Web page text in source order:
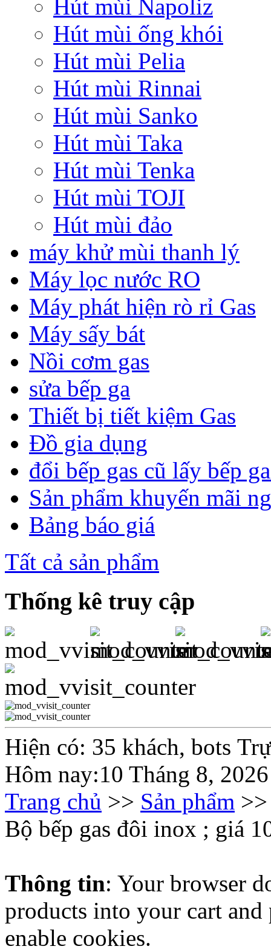
Hút mùi Napoliz
Hút mùi ống khói
Hút mùi Pelia
Hút mùi Rinnai
Hút mùi Sanko
Hút mùi Taka
Hút mùi Tenka
Hút mùi TOJI
Hút mùi đảo
máy khử mùi thanh lý
Máy lọc nước RO
Máy phát hiện rò rỉ Gas
Máy sấy bát
Nồi cơm gas
sửa bếp ga
Thiết bị tiết kiệm Gas
Đồ gia dụng
đổi bếp gas cũ lấy bếp
Sản phẩm khuyến mãi
Bảng báo giá
Tất cả sản phẩm
Thống kê truy cập
Hiện có: 35 khách, bots
Hôm nay:10 Tháng 8, 2026
Trang chủ >> Sản phẩm
Bộ bếp gas đôi inox ; giá
Thông tin: Your browser
products into your cart and
enable cookies.